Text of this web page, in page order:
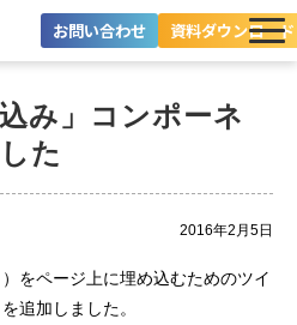
お問い合わせ 資料ダウンロード
・機能一覧
別に探す
入事例
み」コンポーネ
た
2016年2月5日
をページ上に埋め込むためのツイ
追加しました。